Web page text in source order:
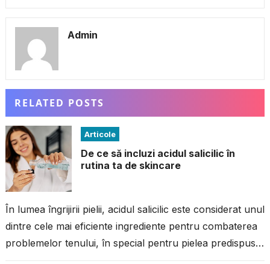
Admin
RELATED POSTS
Articole
De ce să incluzi acidul salicilic în
rutina ta de skincare
În lumea îngrijirii pielii, acidul salicilic este considerat unul
dintre cele mai eficiente ingrediente pentru combaterea
problemelor tenului, în special pentru pielea predispusă